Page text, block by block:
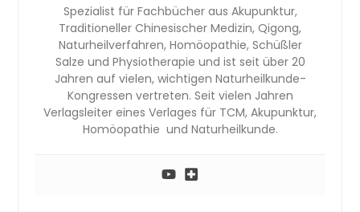
Spezialist für Fachbücher aus Akupunktur,
Traditioneller Chinesischer Medizin, Qigong,
Naturheilverfahren, Homöopathie, Schüßler
Salze und Physiotherapie und ist seit über 20
Jahren auf vielen, wichtigen Naturheilkunde-
Kongressen vertreten. Seit vielen Jahren
Verlagsleiter eines Verlages für TCM, Akupunktur,
Homöopathie und Naturheilkunde.